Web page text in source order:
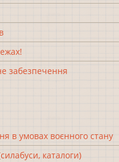
забезпечення
в умовах воєнного стану
каталоги)